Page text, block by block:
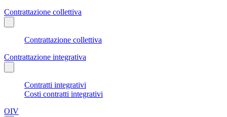
Contrattazione collettiva
Contrattazione collettiva
Contrattazione integrativa
Contratti integrativi
Costi contratti integrativi
OIV